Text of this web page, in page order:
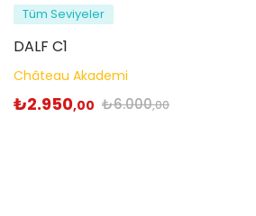
Tüm Seviyeler
DALF C1
Château Akademi
₺2.950,00 ₺6.000,00